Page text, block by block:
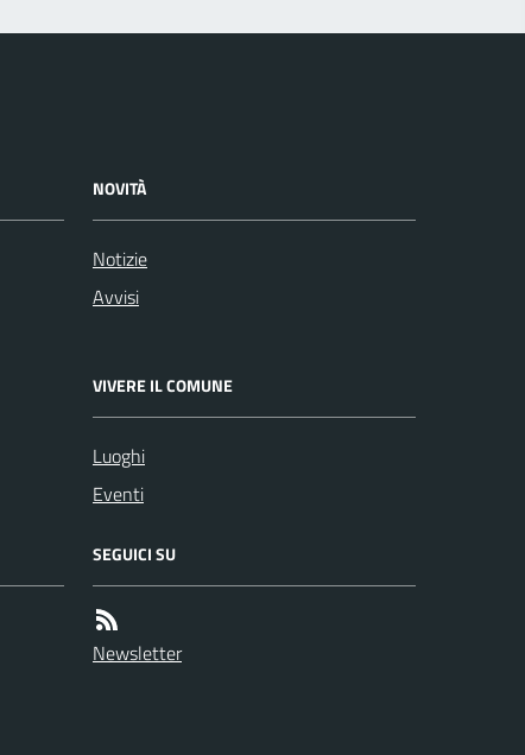
NOVITÀ
Notizie
Avvisi
VIVERE IL COMUNE
Luoghi
Eventi
SEGUICI SU
Newsletter